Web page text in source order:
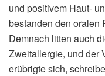
und positivem Haut-
bestanden den oralen
Demnach litten auch
Zweitallergie, und der
erübrigte sich,